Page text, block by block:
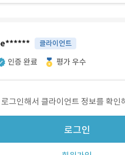
클라이언트
인증 완료 평가 우수
로그인해서 클라이언트 정보를 확인
로그인